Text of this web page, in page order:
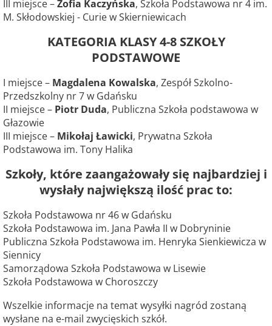
III miejsce –Zofia Kaczyńska, Szkoła Podstawowa nr 4 im.
M. Skłodowskiej - Curie w Skierniewicach
KATEGORIA KLASY 4-8 SZKOŁY
PODSTAWOWE
I miejsce – Magdalena Kowalska, Zespół Szkolno-
Przedszkolny nr 7 w Gdańsku
II miejsce – Piotr Duda, Publiczna Szkoła podstawowa w
Głazowie
III miejsce – Mikołaj Ławicki, Prywatna Szkoła
Podstawowa im. Tony Halika
Szkoły, które zaangażowały się najbardziej i
wysłały największą ilość prac to:
Szkoła Podstawowa nr 46 w Gdańsku
Szkoła Podstawowa im. Jana Pawła II w Dobryninie
Publiczna Szkoła Podstawowa im. Henryka Sienkiewicza w
Siennicy
Samorządowa Szkoła Podstawowa w Lisewie
Szkoła Podstawowa w Choroszczy
Wszelkie informacje na temat wysyłki nagród zostaną
wysłane na e-mail zwycięskich szkół.